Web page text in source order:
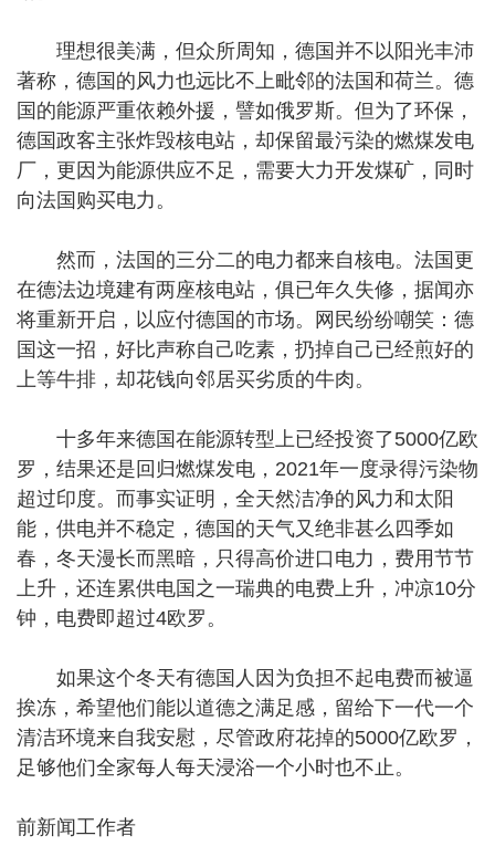
理想很美满，但众所周知，德国并不以阳光丰沛
著称，德国的风力也远比不上毗邻的法国和荷兰。德
国的能源严重依赖外援，譬如俄罗斯。但为了环保，
德国政客主张炸毁核电站，却保留最污染的燃煤发电
厂，更因为能源供应不足，需要大力开发煤矿，同时
向法国购买电力。
然而，法国的三分二的电力都来自核电。法国更
在德法边境建有两座核电站，俱已年久失修，据闻亦
将重新开启，以应付德国的市场。网民纷纷嘲笑：德
国这一招，好比声称自己吃素，扔掉自己已经煎好的
上等牛排，却花钱向邻居买劣质的牛肉。
十多年来德国在能源转型上已经投资了5000亿欧
罗，结果还是回归燃煤发电，2021年一度录得污染物
超过印度。而事实证明，全天然洁净的风力和太阳
能，供电并不稳定，德国的天气又绝非甚么四季如
春，冬天漫长而黑暗，只得高价进口电力，费用节节
上升，还连累供电国之一瑞典的电费上升，冲凉10分
钟，电费即超过4欧罗。
如果这个冬天有德国人因为负担不起电费而被逼
挨冻，希望他们能以道德之满足感，留给下一代一个
清洁环境来自我安慰，尽管政府花掉的5000亿欧罗，
足够他们全家每人每天浸浴一个小时也不止。
前新闻工作者